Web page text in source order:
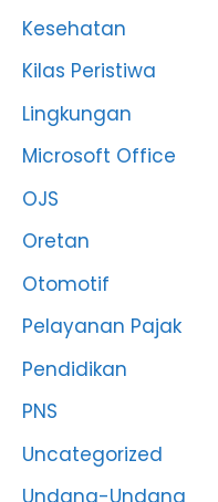
Kesehatan
Kilas Peristiwa
Lingkungan
Microsoft Office
OJS
Oretan
Otomotif
Pelayanan Pajak
Pendidikan
PNS
Uncategorized
Undang-Undang